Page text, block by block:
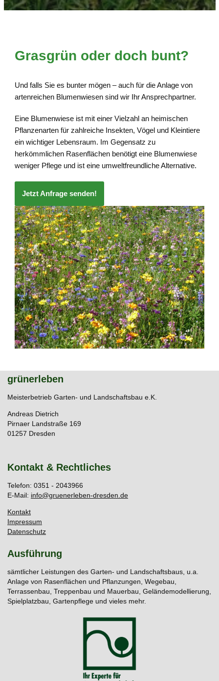
Grasgrün oder doch bunt?
Und falls Sie es bunter mögen – auch für die Anlage von
artenreichen Blumenwiesen sind wir Ihr Ansprechpartner.
Eine Blumenwiese ist mit einer Vielzahl an heimischen
Pflanzenarten für zahlreiche Insekten, Vögel und Kleintiere
ein wichtiger Lebensraum. Im Gegensatz zu
herkömmlichen Rasenflächen benötigt eine Blumenwiese
weniger Pflege und ist eine umweltfreundliche Alternative.
Jetzt Anfrage senden!
grünerleben
Meisterbetrieb Garten- und Landschaftsbau e.K.
Andreas Dietrich
Pirnaer Landstraße 169
01257 Dresden
Kontakt & Rechtliches
Telefon: 0351 - 2043966
E-Mail: info@gruenerleben-dresden.de
Kontakt
Impressum
Datenschutz
Ausführung
sämtlicher Leistungen des Garten- und Landschaftsbaus, u.a.
Anlage von Rasenflächen und Pflanzungen, Wegebau,
Terrassenbau, Treppenbau und Mauerbau, Geländemodellierung,
Spielplatzbau, Gartenpflege und vieles mehr.